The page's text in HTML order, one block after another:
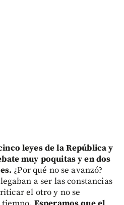
leyes de la República y
muy poquitas y en dos
¿Por qué no se avanzó?
a ser las constancias
el otro y no se